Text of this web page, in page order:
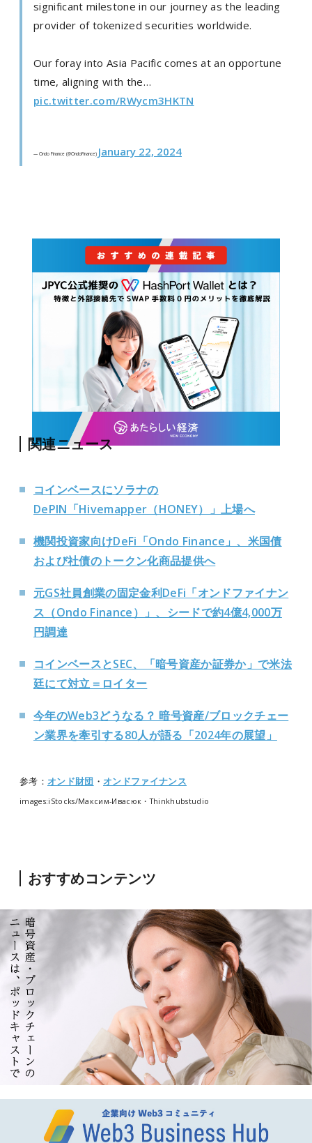
significant milestone in our journey as the leading
provider of tokenized securities worldwide.
Our foray into Asia Pacific comes at an opportune
time, aligning with the…
pic.twitter.com/RWycm3HKTN
— Ondo Finance (@OndoFinance) January 22, 2024
関連ニュース
コインベースにソラナの
DePIN「Hivemapper（HONEY）」上場へ
機関投資家向けDeFi「Ondo Finance」、米国債
および社債のトークン化商品提供へ
元GS社員創業の固定金利DeFi「オンドファイナン
ス（Ondo Finance）」、シードで約4億4,000万
円調達
コインベースとSEC、「暗号資産か証券か」で米法
廷にて対立＝ロイター
今年のWeb3どうなる？ 暗号資産/ブロックチェー
ン業界を牽引する80人が語る「2024年の展望」
参考： オンド財団 ・ オンドファイナンス
images:iStocks/Максим-Ивасюк・Thinkhubstudio
おすすめコンテンツ